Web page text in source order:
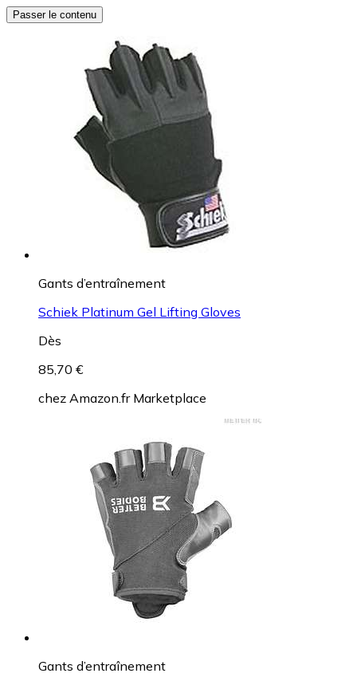
Passer le contenu
Gants d’entraînement
Schiek Platinum Gel Lifting Gloves
Dès
85,70 €
chez Amazon.fr Marketplace
Gants d’entraînement